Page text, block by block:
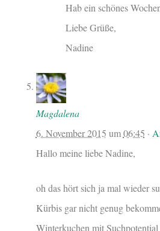
Hab ein schönes
Liebe Grüße,
Nadine
Magdalena
6. November 2015 um06:45 ·
Hallo meine liebe Nadine,
oh das hört sich ja mal wieder
Kürbis gar nicht genug
Winterkuchen mit